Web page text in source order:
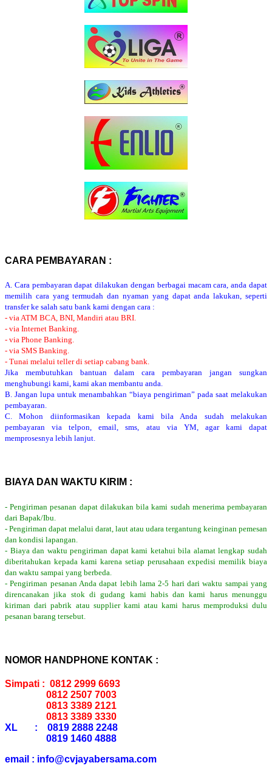
CARA PEMBAYARAN :
A. Cara pembayaran dapat dilakukan dengan berbagai macam cara, anda dapat
memilih cara yang termudah dan nyaman yang dapat anda lakukan, seperti
transfer ke salah satu bank kami dengan cara :
- via ATM BCA, BNI, Mandiri atau BRI.
- via Internet Banking.
- via Phone Banking.
- via SMS Banking.
- Tunai melalui teller di setiap cabang bank.
Jika membutuhkan bantuan dalam cara pembayaran jangan sungkan
menghubungi kami, kami akan membantu anda.
B. Jangan lupa untuk menambahkan “biaya pengiriman” pada saat melakukan
pembayaran.
C. Mohon diinformasikan kepada kami bila Anda sudah melakukan
pembayaran via telpon, email, sms, atau via YM, agar kami dapat
memprosesnya lebih lanjut.
BIAYA DAN WAKTU KIRIM :
- Pengiriman pesanan dapat dilakukan bila kami sudah menerima pembayaran
dari Bapak/Ibu.
- Pengiriman dapat melalui darat, laut atau udara tergantung keinginan pemesan
dan kondisi lapangan.
- Biaya dan waktu pengiriman dapat kami ketahui bila alamat lengkap sudah
diberitahukan kepada kami karena setiap perusahaan expedisi memilik biaya
dan waktu sampai yang berbeda.
- Pengiriman pesanan Anda dapat lebih lama 2-5 hari dari waktu sampai yang
direncanakan jika stok di gudang kami habis dan kami harus menunggu
kiriman dari pabrik atau supplier kami atau kami harus memproduksi dulu
pesanan barang tersebut.
NOMOR HANDPHONE KONTAK :
Simpati : 0812 2999 6693
0812 2507 7003
0813 3389 2121
0813 3389 3330
XL : 0819 2888 2248
0819 1460 4888
email : info@cvjayabersama.com